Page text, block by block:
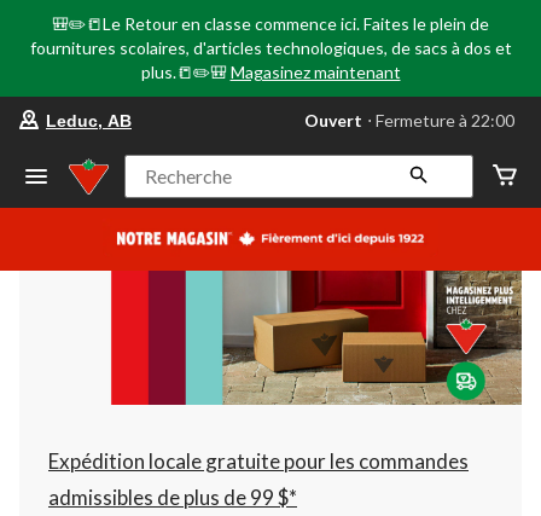
🎒✏️📒Le Retour en classe commence ici. Faites le plein de
fournitures scolaires, d'articles technologiques, de sacs à dos et
plus.📒✏️🎒 Magasinez maintenant
votre
préféré
Leduc,
AB,
courament
Fermeture
à
22:00
cliquer
pour
changer
Leduc, AB Ouvert ⋅ Fermeture à 22:00
Recherche
Expédition locale gratuite pour les commandes
admissibles de plus de 99 $*